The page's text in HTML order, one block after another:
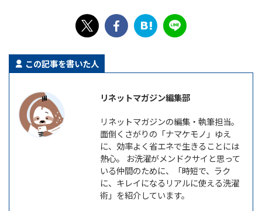
この記事を書いた人
リネットマガジン編集部
リネットマガジンの編集・執筆担当。
面倒くさがりの「ナマケモノ」ゆえ
に、効率よく省エネで生きることには
熱心。 お洗濯がメンドクサイと思って
いる仲間のために、「時短で、ラク
に、キレイになるリアルに使える洗濯
術」を紹介しています。